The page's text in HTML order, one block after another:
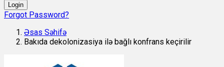
Login
Forgot Password?
Əsas Səhifə
Bakıda dekolonizasiya ilə bağlı konfrans keçirilir